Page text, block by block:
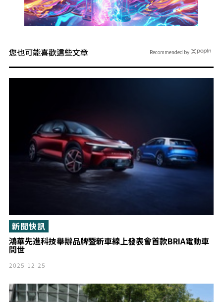
您也可能喜歡這些文章
鴻華先進科技舉辦品牌暨新車線上發表會首款BRIA電動車
問世
新聞快訊
2025-12-25
Recommended by